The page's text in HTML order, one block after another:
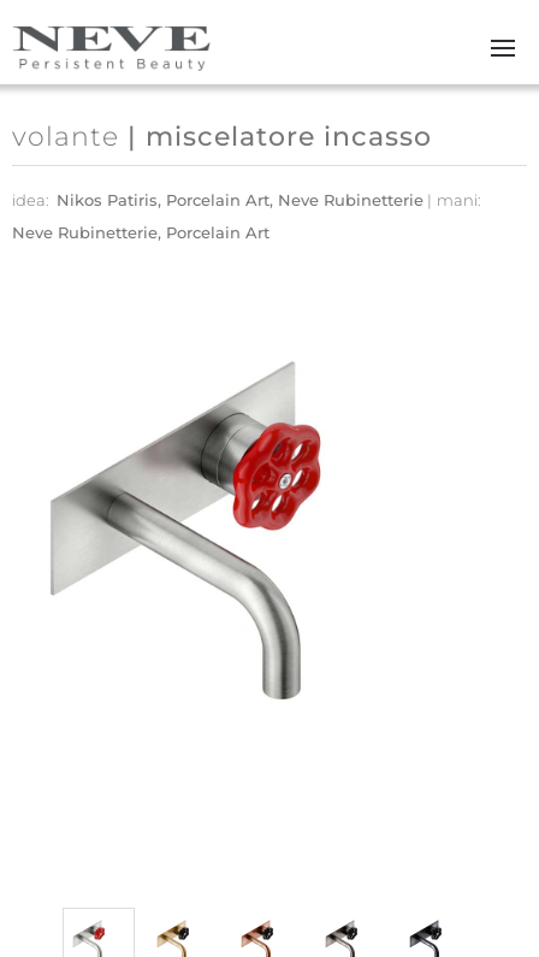
Skip to main content
volante | miscelatore incasso
idea: Nikos Patiris, Porcelain Art, Neve Rubinetterie
mani:
Neve Rubinetterie, Porcelain Art